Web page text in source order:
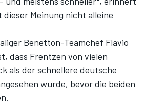
Meinung nicht alleine
Benetton-Teamchef Flavio
dass Frentzen von vielen
als der schnellere deutsche
wurde, bevor die beiden